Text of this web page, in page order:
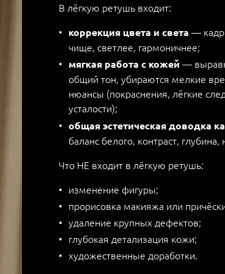
В лёгкую ретушь входит:
коррекция цвета и света — кадр
чище, светлее, гармоничнее;
мягкая работа с кожей —
общий тон, убираются мелкие
нюансы (покраснения, лёгкие
усталости);
общая эстетическая доводка
баланс белого, контраст, глубина,
Что НЕ входит в лёгкую ретушь:
изменение фигуры;
прорисовка макияжа или
удаление крупных дефектов;
глубокая детализация кожи;
художественные доработки.